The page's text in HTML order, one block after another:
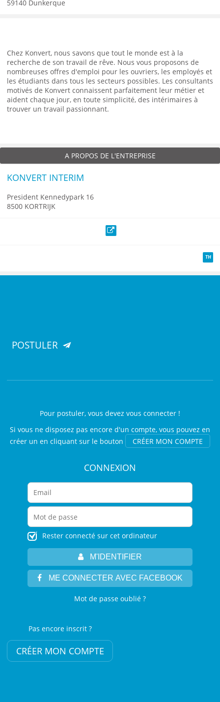
59140 Dunkerque
Chez Konvert, nous savons que tout le monde est à la
recherche de son travail de rêve. Nous vous proposons de
nombreuses offres d'emploi pour les ouvriers, les employés et
les étudiants dans tous les secteurs possibles. Les consultants
motivés de Konvert connaissent parfaitement leur métier et
aident chaque jour, en toute simplicité, des intérimaires à
trouver un travail passionnant.
A PROPOS DE L'ENTREPRISE
KONVERT INTERIM
President Kennedypark 16
8500 KORTRIJK
POSTULER
Pour postuler, vous devez vous connecter !
Si vous ne disposez pas encore d'un compte, vous pouvez en
créer un en cliquant sur le bouton
CRÉER MON COMPTE
CONNEXION
Rester connecté sur cet ordinateur
M'IDENTIFIER
ME CONNECTER AVEC FACEBOOK
Mot de passe oublié ?
Pas encore inscrit ?
CRÉER MON COMPTE